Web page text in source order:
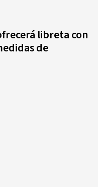
libreta con
de